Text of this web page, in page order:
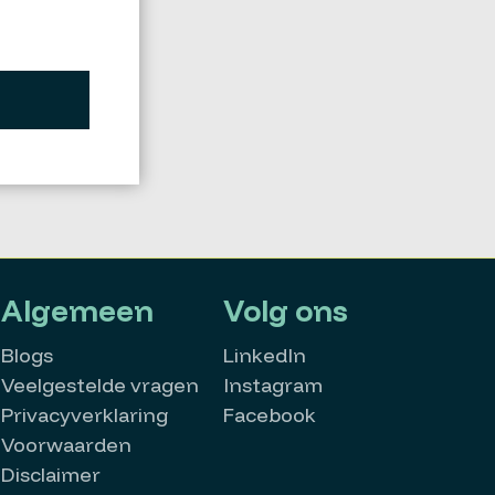
Algemeen
Blogs
Veelgestelde vragen
Privacyverklaring
Voorwaarden
Disclaimer
Volg ons
LinkedIn
Instagram
Facebook